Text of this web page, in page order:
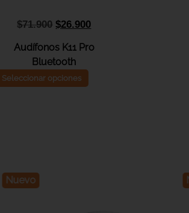
$71.900 $26.900
Audífonos K11 Pro
Bluetooth
Seleccionar opciones
Nuevo